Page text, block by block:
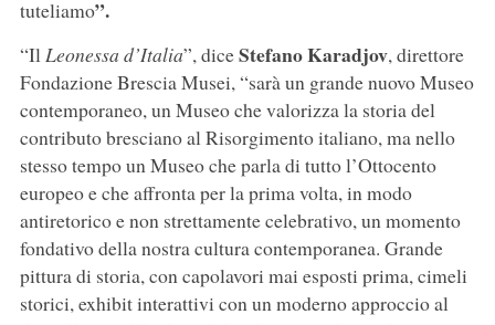
tuteliamo”.
“IlLeonessa d’Italia”, diceStefano Karadjov, direttore
Fondazione Brescia Musei, “sarà un grande nuovo Museo
contemporaneo, un Museo che valorizza la storia del
contributo bresciano al Risorgimento italiano, ma nello
stesso tempo un Museo che parla di tutto l’Ottocento
europeo e che affronta per la prima volta, in modo
antiretorico e non strettamente celebrativo, un momento
fondativo della nostra cultura contemporanea. Grande
pittura di storia, con capolavori mai esposti prima, cimeli
storici, exhibit interattivi con un moderno approccio al